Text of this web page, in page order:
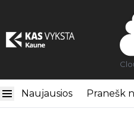
Naujausios Pranešk